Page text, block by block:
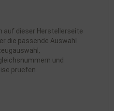
auf dieser Herstellerseite
die passende Auswahl
und
pruefen.